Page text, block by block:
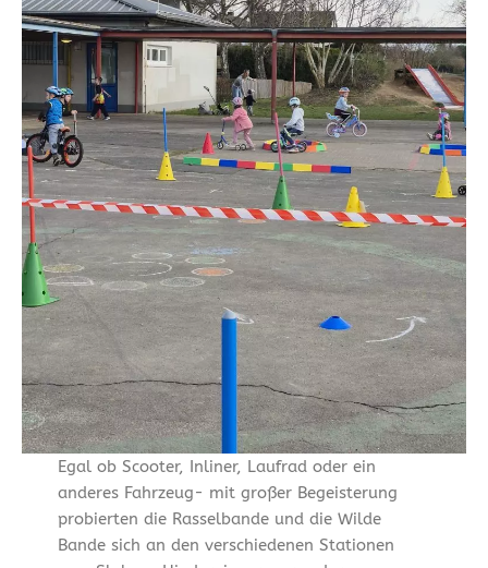
Egal ob Scooter, Inliner, Laufrad oder ein
anderes Fahrzeug- mit großer Begeisterung
probierten die Rasselbande und die Wilde
Bande sich an den verschiedenen Stationen